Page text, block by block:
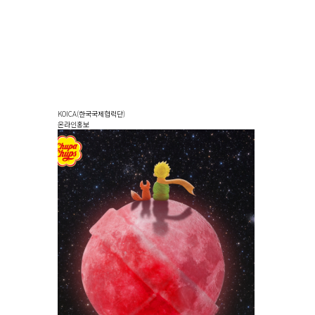
KOICA(한국국제협력단)
온라인홍보